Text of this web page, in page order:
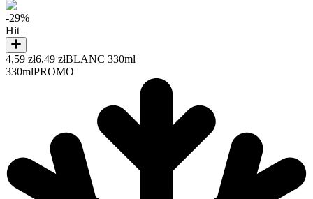
-29%
Hit
4,59 zł6,49 złBLANC 330ml
330mlPROMO